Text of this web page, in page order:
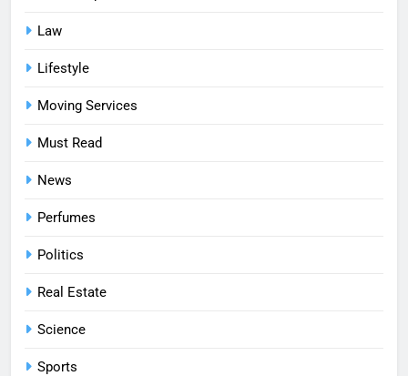
Law
Lifestyle
Moving Services
Must Read
News
Perfumes
Politics
Real Estate
Science
Sports